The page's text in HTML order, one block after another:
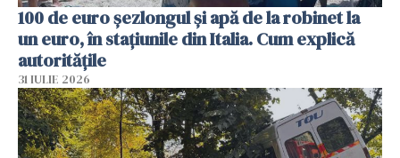
100 de euro șezlongul și apă de la robinet la
un euro, în stațiunile din Italia. Cum explică
autoritățile
31 IULIE 2026